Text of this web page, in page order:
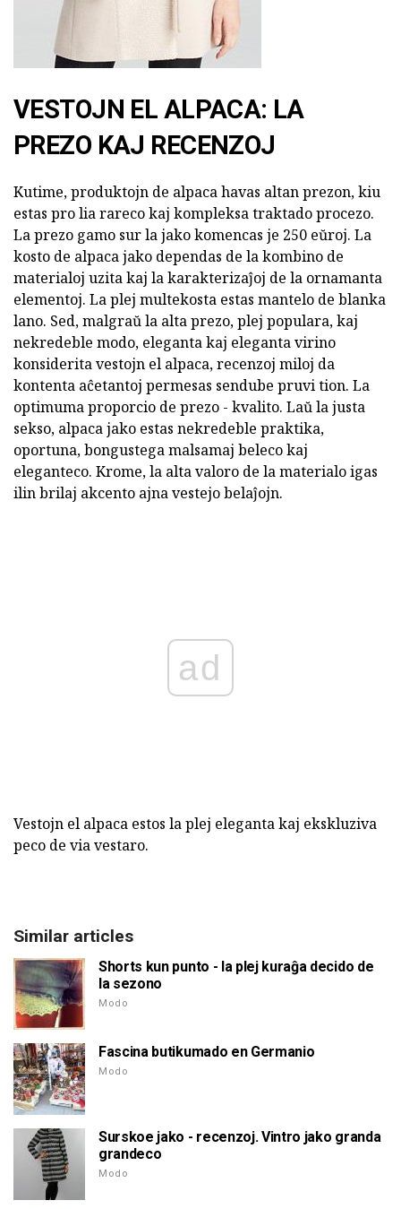
VESTOJN EL ALPACA: LA
PREZO KAJ RECENZOJ
Kutime, produktojn de alpaca havas altan prezon, kiu
estas pro lia rareco kaj kompleksa traktado procezo.
La prezo gamo sur la jako komencas je 250 eŭroj. La
kosto de alpaca jako dependas de la kombino de
materialoj uzita kaj la karakterizaĵoj de la ornamanta
elementoj. La plej multekosta estas mantelo de blanka
lano. Sed, malgraŭ la alta prezo, plej populara, kaj
nekredeble modo, eleganta kaj eleganta virino
konsiderita vestojn el alpaca, recenzoj miloj da
kontenta aĉetantoj permesas sendube pruvi tion. La
optimuma proporcio de prezo - kvalito. Laŭ la justa
sekso, alpaca jako estas nekredeble praktika,
oportuna, bongustega malsamaj beleco kaj
eleganteco. Krome, la alta valoro de la materialo igas
ilin brilaj akcento ajna vestejo belaĵojn.
ad
Vestojn el alpaca estos la plej eleganta kaj ekskluziva
peco de via vestaro.
Similar articles
Shorts kun punto - la plej kuraĝa decido de
la sezono
Modo
Fascina butikumado en Germanio
Modo
Surskoe jako - recenzoj. Vintro jako granda
grandeco
Modo